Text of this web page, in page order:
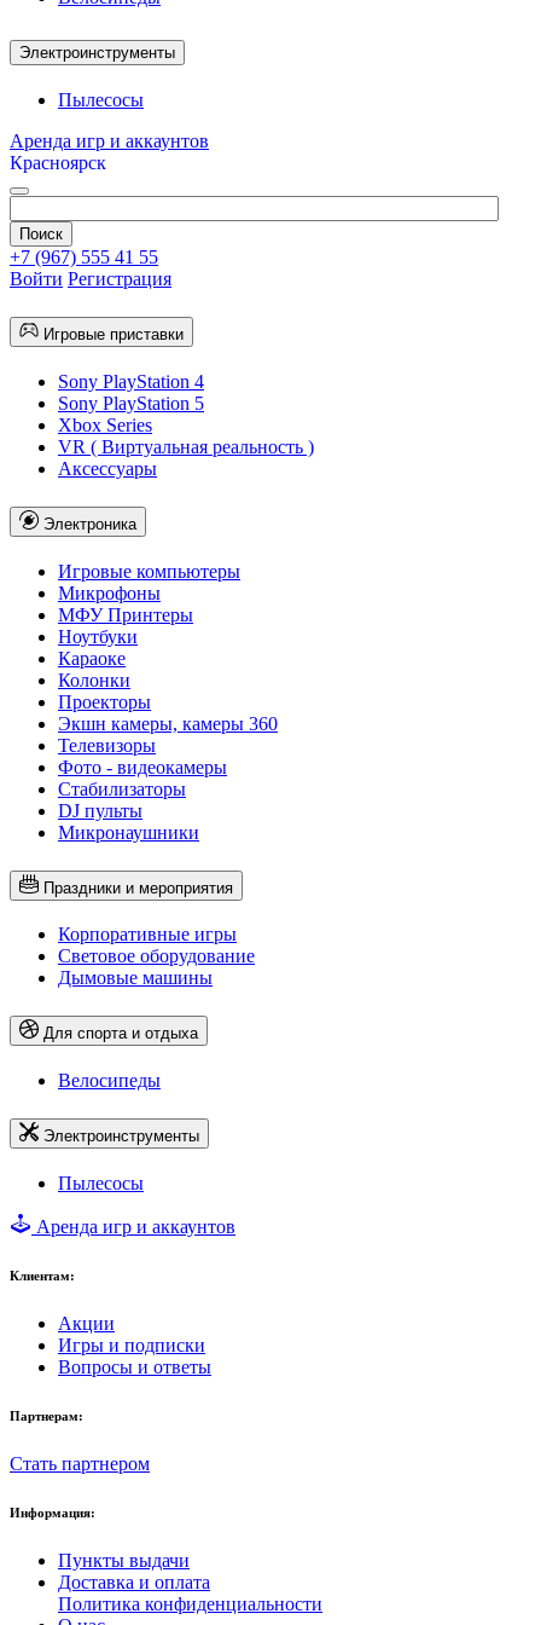
Электроинструменты
Пылесосы
Аренда игр и аккаунтов
Красноярск
+7 (967) 555 41 55
Войти Регистрация
Игровые приставки
Sony PlayStation 4
Sony PlayStation 5
Xbox Series
VR ( Виртуальная реальность )
Аксессуары
Электроника
Игровые компьютеры
Микрофоны
МФУ Принтеры
Ноутбуки
Караоке
Колонки
Проекторы
Экшн камеры, камеры 360
Телевизоры
Фото - видеокамеры
Стабилизаторы
DJ пульты
Микронаушники
Праздники и мероприятия
Корпоративные игры
Световое оборудование
Дымовые машины
Для спорта и отдыха
Велосипеды
Электроинструменты
Пылесосы
Аренда игр и аккаунтов
Клиентам:
Акции
Игры и подписки
Вопросы и ответы
Партнерам:
Стать партнером
Информация:
Пункты выдачи
Доставка и оплата
Политика конфиденциальности